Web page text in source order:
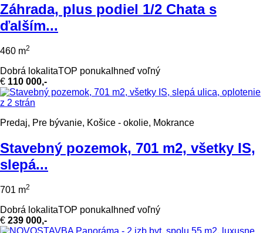
Záhrada, plus podiel 1/2 Chata s
ďalším...
460 m2
Dobrá lokalitaTOP ponuka Ihneď voľný
€ 110 000,-
Predaj, Pre bývanie, Košice - okolie, Mokrance
Stavebný pozemok, 701 m2, všetky IS,
slepá...
701 m2
Dobrá lokalitaTOP ponuka Ihneď voľný
€ 239 000,-